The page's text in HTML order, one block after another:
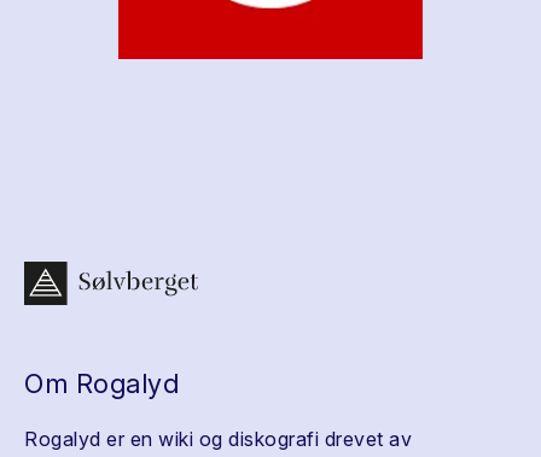
Om Rogalyd
Rogalyd er en wiki og diskografi drevet av